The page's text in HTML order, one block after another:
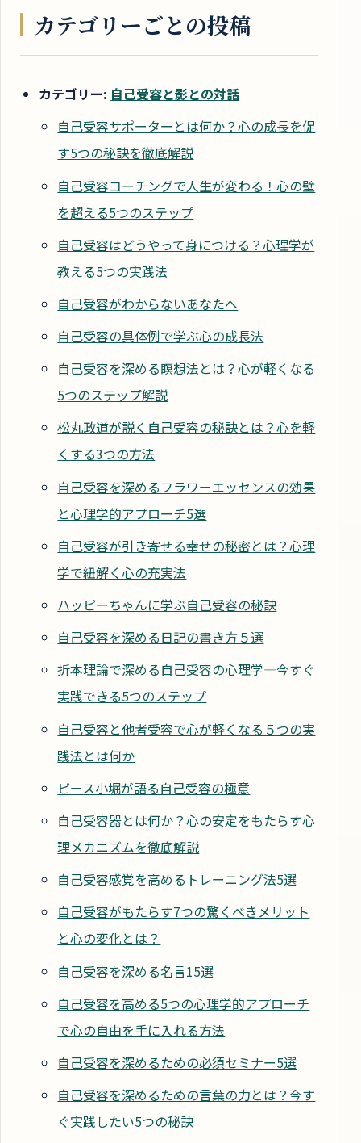
カテゴリーごとの投稿
カテゴリー: 自己受容と影との対話
自己受容サポーターとは何か？心の成長を促
す5つの秘訣を徹底解説
自己受容コーチングで人生が変わる！心の壁
を超える5つのステップ
自己受容はどうやって身につける？心理学が
教える5つの実践法
自己受容がわからないあなたへ
自己受容の具体例で学ぶ心の成長法
自己受容を深める瞑想法とは？心が軽くなる
5つのステップ解説
松丸政道が説く自己受容の秘訣とは？心を軽
くする3つの方法
自己受容を深めるフラワーエッセンスの効果
と心理学的アプローチ5選
自己受容が引き寄せる幸せの秘密とは？心理
学で紐解く心の充実法
ハッピーちゃんに学ぶ自己受容の秘訣
自己受容を深める日記の書き方５選
折本理論で深める自己受容の心理学―今すぐ
実践できる5つのステップ
自己受容と他者受容で心が軽くなる５つの実
践法とは何か
ピース小堀が語る自己受容の極意
自己受容器とは何か？心の安定をもたらす心
理メカニズムを徹底解説
自己受容感覚を高めるトレーニング法5選
自己受容がもたらす7つの驚くべきメリット
と心の変化とは？
自己受容を深める名言15選
自己受容を高める5つの心理学的アプローチ
で心の自由を手に入れる方法
自己受容を深めるための必須セミナー5選
自己受容を深めるための言葉の力とは？今す
ぐ実践したい5つの秘訣